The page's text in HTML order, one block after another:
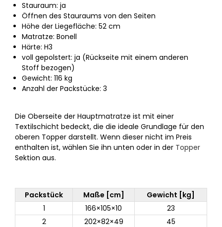
Stauraum: ja
Öffnen des Stauraums von den Seiten
Höhe der Liegefläche: 52 cm
Matratze: Bonell
Härte: H3
voll gepolstert: ja (Rückseite mit einem anderen
Stoff bezogen)
Gewicht: 116 kg
Anzahl der Packstücke: 3
Die Oberseite der Hauptmatratze ist mit einer
Textilschicht bedeckt, die die ideale Grundlage für den
oberen Topper darstellt. Wenn dieser nicht im Preis
enthalten ist, wählen Sie ihn unten oder in der Topper
Sektion aus.
Packstück Maße [cm]
Gewicht [kg]
1
166×105×10
23
2
202×82×49
45